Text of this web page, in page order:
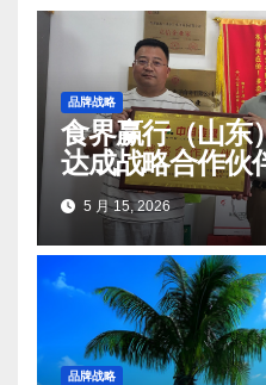
品牌战略
食界赢行（山东
达成战略合作伙
莒南顺利举办
5 月 15, 2026
品牌战略